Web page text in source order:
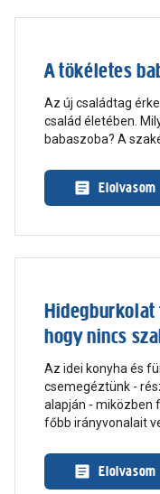
A tökéletes
Az új családtag
család életében.
babaszoba? A
Elolvasom
Hidegburkolat
hogy nincs
Az idei konyha és
csemegéztünk -
alapján - miközben
főbb irányvonalait
Elolvasom